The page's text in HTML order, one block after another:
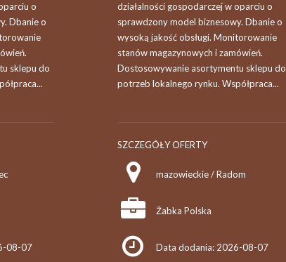
o
Dbanie o
sklepu do
08-07
działalności gospodarczej w oparciu o
sprawdzony model biznesowy. Dbanie o
wysoką jakość obsługi. Monitorowanie
stanów magazynowych i zamówień.
Dostosowywanie asortymentu sklepu do
potrzeb lokalnego rynku. Współpraca...
SZCZEGÓŁY OFERTY
mazowieckie / Radom
Żabka Polska
Data dodania: 2026-08-07